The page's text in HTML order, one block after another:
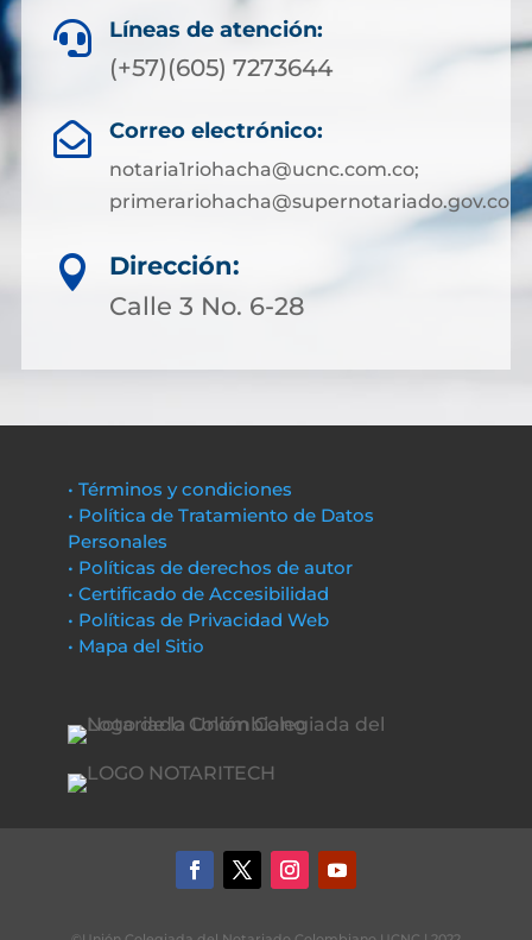
 Líneas de atención:
(+57)(605) 7273644
 Correo electrónico:
notaria1riohacha@ucnc.com.co;
primerariohacha@supernotariado.gov.co

Dirección:
Calle 3 No. 6-28
• Términos y condiciones
• Política de Tratamiento de Datos
Personales
• Políticas de derechos de autor
• Certificado de Accesibilidad
• Políticas de Privacidad Web
• Mapa del Sitio